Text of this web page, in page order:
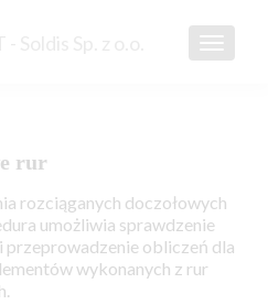
rur
rozciąganych doczołowych
umożliwia sprawdzenie
obliczeń dla
wykonanych z rur